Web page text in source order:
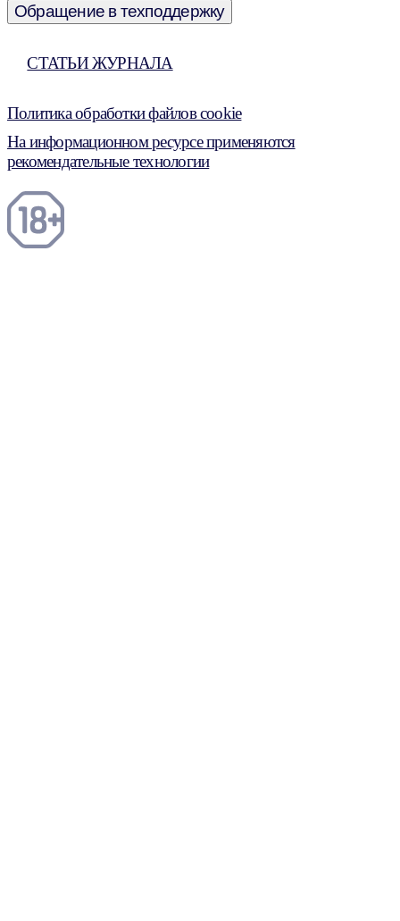
Обращение в техподдержку
СТАТЬИ ЖУРНАЛА
Политика обработки файлов cookie
На информационном ресурсе применяются
рекомендательные технологии